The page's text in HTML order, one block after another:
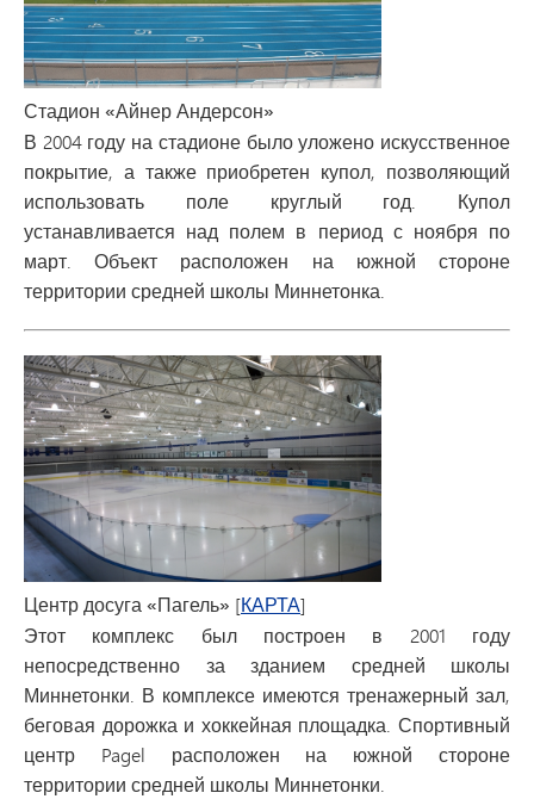
Стадион «Айнер Андерсон»
В 2004 году на стадионе было уложено искусственное
покрытие, а также приобретен купол, позволяющий
использовать поле круглый год. Купол
устанавливается над полем в период с ноября по
март. Объект расположен на южной стороне
территории средней школы Миннетонка.
Центр досуга «Пагель» [КАРТА]
Этот комплекс был построен в 2001 году
непосредственно за зданием средней школы
Миннетонки. В комплексе имеются тренажерный зал,
беговая дорожка и хоккейная площадка. Спортивный
центр Pagel расположен на южной стороне
территории средней школы Миннетонки.